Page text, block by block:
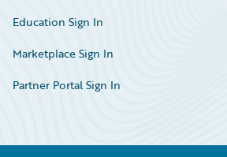
Education Sign In
Marketplace Sign In
Partner Portal Sign In